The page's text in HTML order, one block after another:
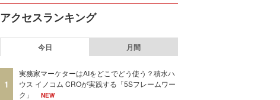
アクセスランキング
今日 月間
1
実務家マーケターはAIをどこでどう使う？積水ハ
ウス イノコム CROが実践する「5Sフレームワー
ク」
NEW